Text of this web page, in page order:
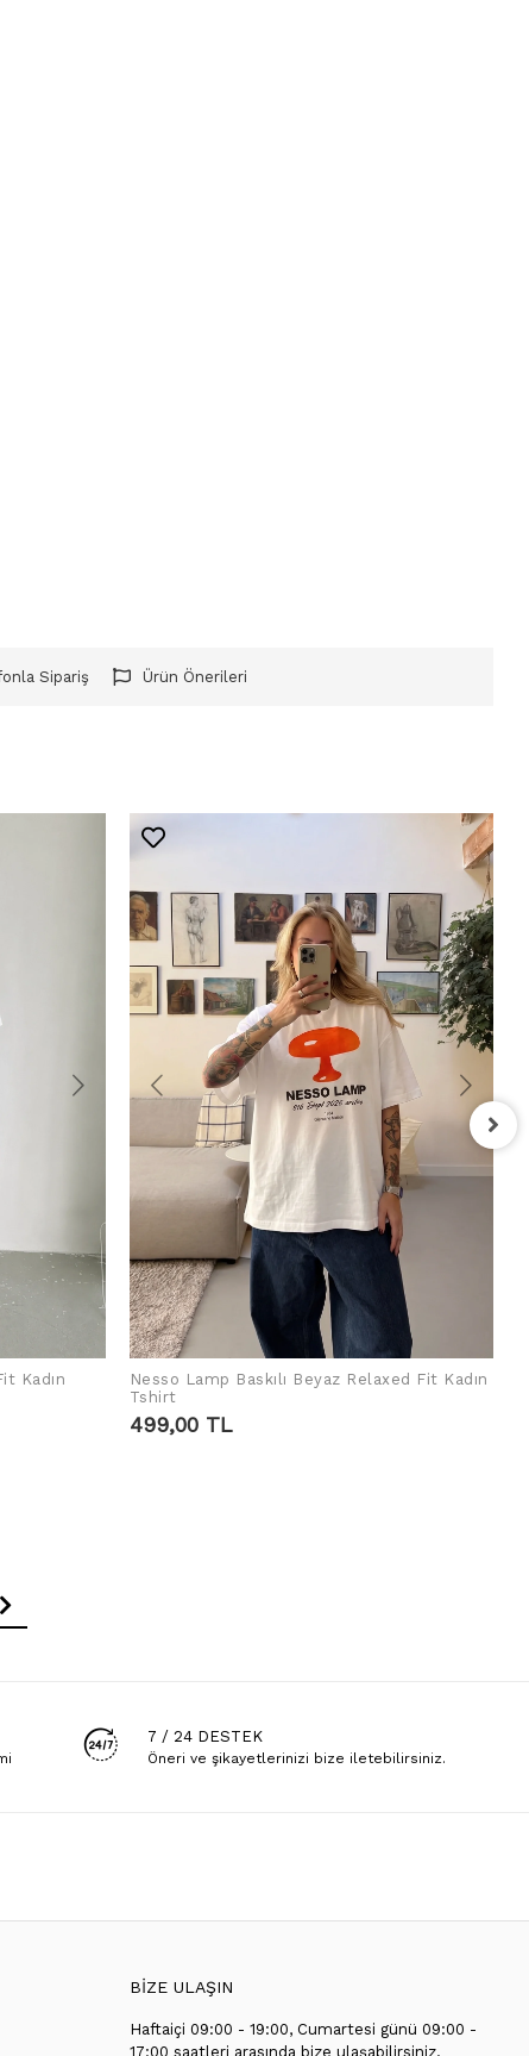
Sipariş Ürün Önerileri
Kadın
SEPETE EKLE
Nesso Lamp Baskılı Beyaz Relaxed Fit Kadın
Tshirt
499,00 TL
7 / 24 DESTEK
Öneri ve şikayetlerinizi bize iletebilirsiniz.
BİZE ULAŞIN
Haftaiçi 09:00 - 19:00, Cumartesi günü 09:00 -
17:00 saatleri arasında bize ulaşabilirsiniz.